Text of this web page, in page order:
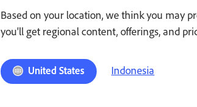
Kenali beragam font terbaru. Ini semua
Based on your location, we think you may
you'll get regional content, offerings, and
United States Indonesia